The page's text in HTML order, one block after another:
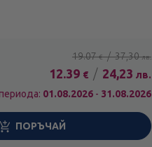
19.07 € / 37,30 лв.
12.39 € / 24,23 лв.
01.08.2026- 31.08.2026
ПОРЪЧАЙ